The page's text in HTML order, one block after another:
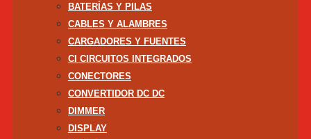
BATERÍAS Y PILAS
CABLES Y ALAMBRES
CARGADORES Y FUENTES
CI CIRCUITOS INTEGRADOS
CONECTORES
CONVERTIDOR DC DC
DIMMER
DISPLAY